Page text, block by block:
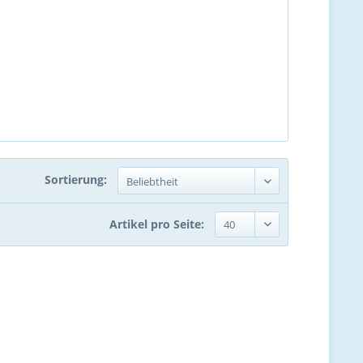
Sortierung:
Artikel pro Seite: